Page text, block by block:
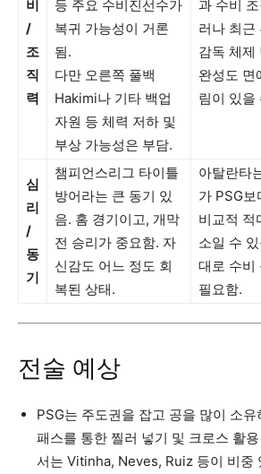
비
/
조
직
력
등 주요 수비진선수가
복귀 가능성이 거론
됨.
다만 오른쪽 풀백
Hakimi나 기타 백업
자원 등 체력 저하 및
부상 가능성은 부담.
과 수비
러나 최근
감독 체제
완성도 면
림이 있을
심
리
/
동
기
챔피언스리그 타이틀
방어라는 큰 동기 있
음. 홈 경기이고, 개막
전 승리가 중요함. 자
신감도 어느 정도 회
복된 상태.
아탈란타
가 PSG보
비교적 적
소일 수
대로 수비
필요함.
전술 예상
PSG는 주도권을 잡고 공을 많이 소
패스를 통한 찔러 넣기 및 크로스 활
서는 Vitinha, Neves, Ruiz 등이 비중